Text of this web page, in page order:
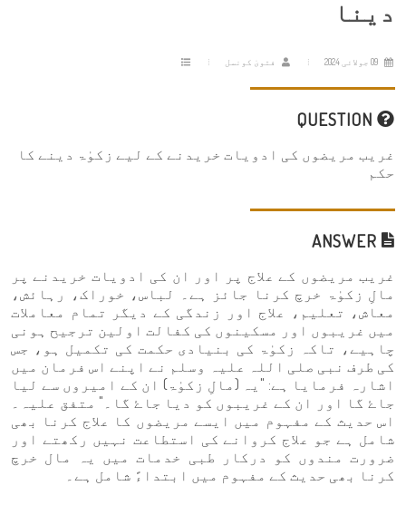
دینا
فتویٰ کونسل
غریب مریضوں کی ادویات خریدنے کے لیے زکوٰۃ دینے کا
حکم
غریب مریضوں کے علاج پر اور ان کی ادویات خریدنے پر
مالِ زکوٰۃ خرچ کرنا جائز ہے۔ لباس، خوراک، رہائش،
معاش، تعلیم، علاج اور زندگی کے دیگر تمام معاملات
میں غریبوں اور مسکینوں کی کفالت اولین ترجیح ہونی
چاہیے، تاکہ زکوٰۃ کی بنیادی حکمت کی تکمیل ہو، جس
کی طرف نبی صلی اللہ علیہ وسلم نے اپنے اس فرمان میں
اشارہ فرمایا ہے: "یہ (مالِ زکوٰۃ) ان کے امیروں سے لیا
جاۓ گا اور ان کے غریبوں کو دیا جاۓ گا۔" متفق علیہ۔
اس حدیث کے مفہوم میں ایسے مریضوں کا علاج کرنا بھی
شامل ہے جو علاج کروانے کی استطاعت نہیں رکھتے اور
ضرورت مندوں کو درکار طبی خدمات میں یہ مال خرچ
کرنا بھی حدیث کے مفہوم میں ابتداءً شامل ہے۔